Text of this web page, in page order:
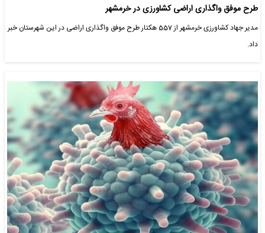
طرح موفق واگذاری اراضی کشاورزی در خرمشهر
مدیر جهاد کشاورزی خرمشهر از 557 هکتار طرح موفق واگذاری اراضی در این شهرستان خبر
داد.